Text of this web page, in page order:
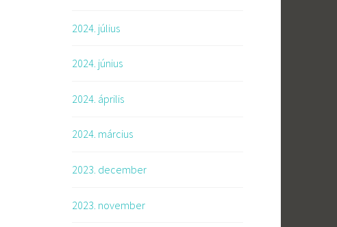
2024. július
2024. június
2024. április
2024. március
2023. december
2023. november